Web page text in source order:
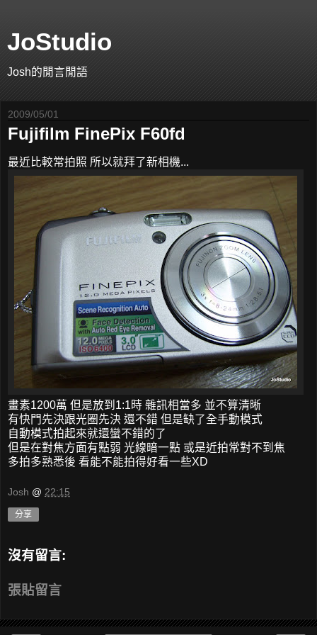
JoStudio
Josh的閒言閒語
2009/05/01
Fujifilm FinePix F60fd
最近比較常拍照 所以就拜了新相機...
畫素1200萬 但是放到1:1時 雜訊相當多 並不算清晰
有快門先決跟光圈先決 還不錯 但是缺了全手動模式
自動模式拍起來就還蠻不錯的了
但是在對焦方面有點弱 光線暗一點 或是近拍常對不到焦
多拍多熟悉後 看能不能拍得好看一些XD
Josh @ 22:15
分享
沒有留言:
張貼留言